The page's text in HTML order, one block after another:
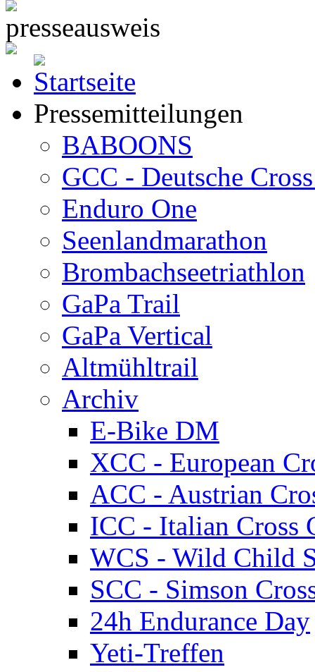
Pressemitteilungen
BABOONS
GCC - Deutsche
Enduro One
Seenlandmarathon
Brombachseetriathlon
GaPa Trail
GaPa Vertical
Altmühltrail
Archiv
E-Bike DM
XCC - European
ACC - Austrian
ICC - Italian Cross
WCS - Wild Child
SCC - Simson
24h Endurance Day
Yeti-Treffen